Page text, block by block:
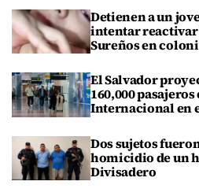
Detienen a un
intentar
Sureños en
El Salvador
160,000
Internacional en
Dos sujetos
homicidio de un
Divisadero